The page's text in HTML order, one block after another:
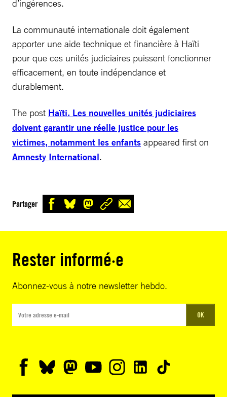
d’ingérences.
La communauté internationale doit également
apporter une aide technique et financière à Haïti
pour que ces unités judiciaires puissent fonctionner
efficacement, en toute indépendance et
durablement.
The post Haïti. Les nouvelles unités judiciaires
doivent garantir une réelle justice pour les
victimes, notamment les enfants appeared first on
Amnesty International.
Partager
Rester informé·e
Abonnez-vous à notre newsletter hebdo.
OK